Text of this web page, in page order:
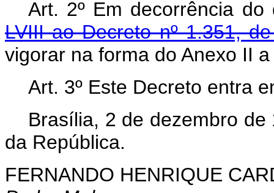
Art. 2º Em decorrência
LVIII ao Decreto nº 1.351,
vigorar na forma do Anexo II
Art. 3º Este Decreto entra
Brasília, 2 de dezembro de
da República.
FERNANDO HENRIQUE